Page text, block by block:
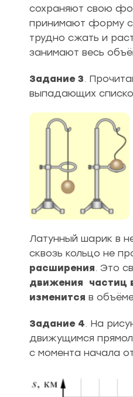
сохраняют свою
принимают форму
трудно сжать и
занимают весь
Задание 3.
выпадающих
Латунный шарик в
сквозь кольцо не
расширения. Это
движения частиц
изменится в
Задание 4. На
движущимся
с момента начала